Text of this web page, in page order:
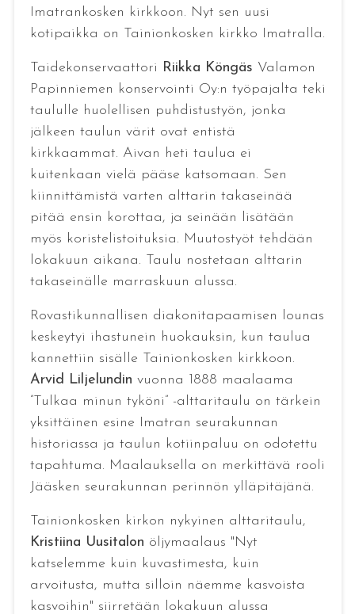
Imatrankosken kirkkoon. Nyt sen uusi
kotipaikka on Tainionkosken kirkko Imatralla.
Taidekonservaattori Riikka Köngäs Valamon
Papinniemen konservointi Oy:n työpajalta teki
taululle huolellisen puhdistustyön, jonka
jälkeen taulun värit ovat entistä
kirkkaammat. Aivan heti taulua ei
kuitenkaan vielä pääse katsomaan. Sen
kiinnittämistä varten alttarin takaseinää
pitää ensin korottaa, ja seinään lisätään
myös koristelistoituksia. Muutostyöt tehdään
lokakuun aikana. Taulu nostetaan alttarin
takaseinälle marraskuun alussa.
Rovastikunnallisen diakonitapaamisen lounas
keskeytyi ihastunein huokauksin, kun taulua
kannettiin sisälle Tainionkosken kirkkoon.
Arvid Liljelundin vuonna 1888 maalaama
”Tulkaa minun tyköni” -alttaritaulu on tärkein
yksittäinen esine Imatran seurakunnan
historiassa ja taulun kotiinpaluu on odotettu
tapahtuma. Maalauksella on merkittävä rooli
Jääsken seurakunnan perinnön ylläpitäjänä.
Tainionkosken kirkon nykyinen alttaritaulu,
Kristiina Uusitalon öljymaalaus "Nyt
katselemme kuin kuvastimesta, kuin
arvoitusta, mutta silloin näemme kasvoista
kasvoihin" siirretään lokakuun alussa